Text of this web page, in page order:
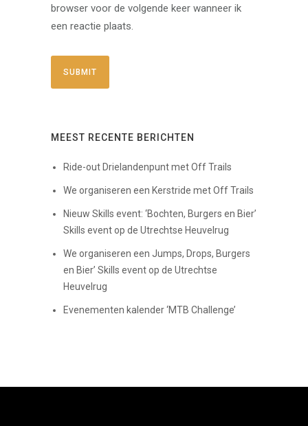
browser voor de volgende keer wanneer ik
een reactie plaats.
MEEST RECENTE BERICHTEN
Ride-out Drielandenpunt met Off Trails
We organiseren een Kerstride met Off Trails
Nieuw Skills event: ‘Bochten, Burgers en Bier’
Skills event op de Utrechtse Heuvelrug
We organiseren een Jumps, Drops, Burgers
en Bier’ Skills event op de Utrechtse
Heuvelrug
Evenementen kalender ‘MTB Challenge’